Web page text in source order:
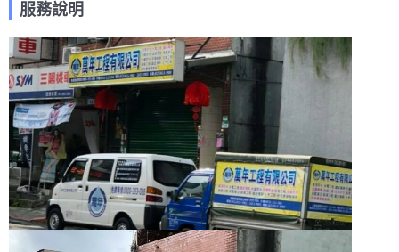
服務說明